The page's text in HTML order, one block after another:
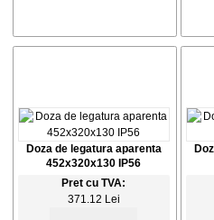
Doza de legatura aparenta
452x320x130 IP56
Pret cu TVA:
371.12 Lei